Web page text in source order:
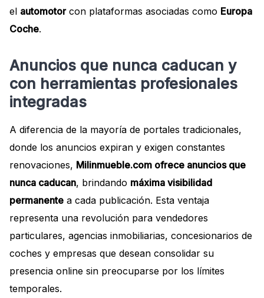
el automotorcon plataformas asociadas como Europa
Coche.
Anuncios que nunca caducan y
con herramientas profesionales
integradas
A diferencia de la mayoría de portales tradicionales,
donde los anuncios expiran y exigen constantes
renovaciones, Milinmueble.com ofrece anuncios que
nunca caducan, brindando máxima visibilidad
permanente a cada publicación. Esta ventaja
representa una revolución para vendedores
particulares, agencias inmobiliarias, concesionarios de
coches y empresas que desean consolidar su
presencia online sin preocuparse por los límites
temporales.